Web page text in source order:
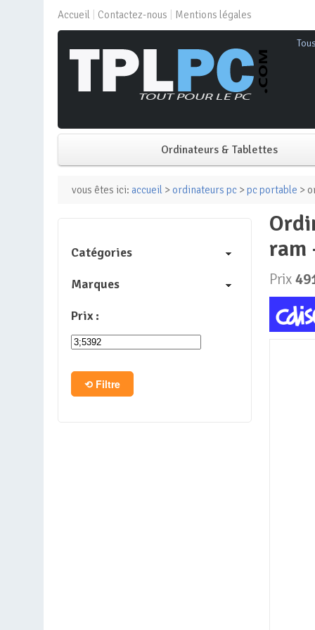
Accueil Contactez-nous Mentions légales
Ordinateurs & Tablettes
PC de bureau
Mini PC
PC Tout-en-un
Tablettes
vous êtes ici: accueil > ordinateurs pc > pc portable >
ordinateur portable – lenovo – v15 – intel core i3-1315u – 8 go
ram
Prix
Catégories
Marques
Prix :
Filtre